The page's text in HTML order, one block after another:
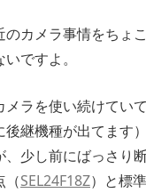
のカメラ事情をちょ
ですよ。
メラを使い続けてい
後継機種が出てます
、少し前にばっさり
（SEL24F18Z）と標